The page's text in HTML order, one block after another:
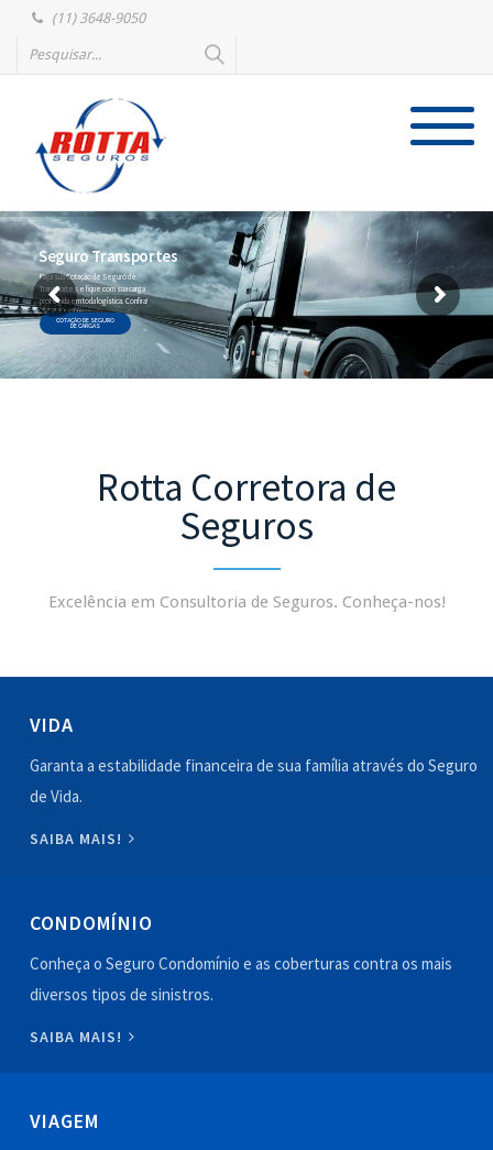
(11) 3648-9050
Seguro Transportes
Faça sua Cotação de Seguro de
Transportes e fique com sua carga
protegida em toda logística. Confira!
COTAÇÃO DE SEGURO
DE CARGAS
Rotta Corretora de
Seguros
Excelência em Consultoria de Seguros. Conheça-nos!
VIDA
Garanta a estabilidade financeira de sua família através do Seguro
de Vida.
SAIBA MAIS!
CONDOMÍNIO
Conheça o Seguro Condomínio e as coberturas contra os mais
diversos tipos de sinistros.
SAIBA MAIS!
VIAGEM